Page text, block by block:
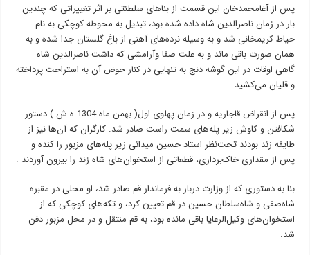
پس از آغامحمدخان این قسمت از بناهای سلطنتی بر اثر تغییراتی که چندین
بار در زمان ناصرالدین شاه داده شده بود، تبدیل به محوطه کوچکی به نام
حیاط کریمخانی شد و به وسیله نرده‌های آهنی از باغ گلستان جدا شده و به
همان صورت باقی ماند و به علت صفا وآرامشی که داشت ناصرالدین شاه
گاهی اوقات در این گوشه دنج به تنهایی در کنار حوض آن به استراحت پرداخته
و قلیان می‌کشید.
پس از انقراض قاجاریه و در زمان پهلوی اول( بهمن ماه 1304 ه.ش ) دستور
شکافتن و کاوش زیر پله‌های سمت راست صادر شد. کارگران که آن‌ها نیز از
طایفه زند بودند تحت‌نظر استاد حسین میدانی زیر پله‌های مزبور را کنده و
پس از مقداری خاک‌برداری، قطعاتی از استخوان‌های شاه زند را بیرون آوردند .
بنا به دستوری که از وزارت دربار به فرماندار قم صادر شد، او محلی در مقبره
شاه‌صفی و شاه‌سلطان حسین در قم تعیین کرد، و تکه‌های کوچکی که از
استخوان‌های وکیل‌الرعایا باقی مانده بود، به قم منتقل و در محل مزبور دفن
شد.